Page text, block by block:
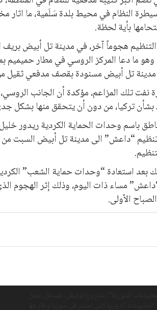
النظام في محيط بلدة سَلَمية، ما
بأية لحظة.
هجوماً آخر، في مدينة تل أبيض بريف
وهو ما دعا المركز الروسي في مطار حميميم
تل أبيض مسنودة بقصف مدفعي ثقيل
نفت تلك المزاعم، مؤكدة أن الجانب
بشأن تركيا، من دون أن يتحقق منها بشكل
باسم وحدات الحماية الكردية ريدور
“داعش” الى مدينة تل أبيض السبت من
بعد استعادة “وحدات حماية الشعب”
مساء ذات اليوم، وذلك إثر الهجوم
الأولى.